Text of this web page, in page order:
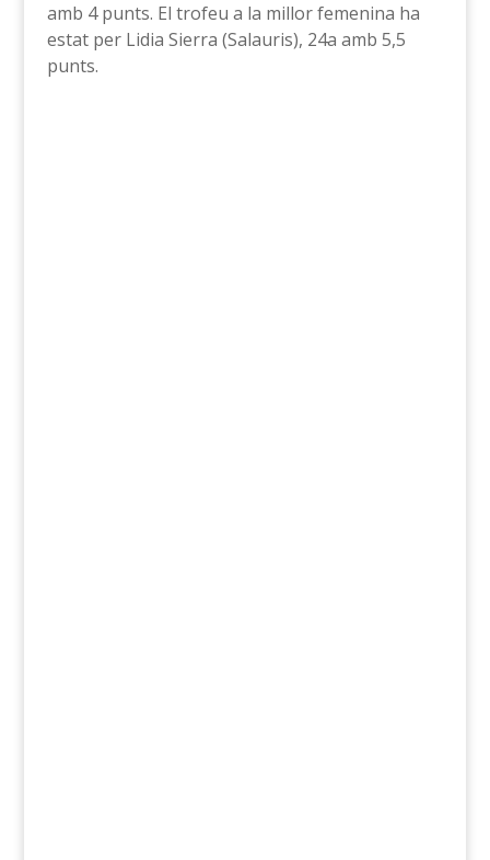
amb 4 punts. El trofeu a la millor femenina ha
estat per Lidia Sierra (Salauris), 24a amb 5,5
punts.